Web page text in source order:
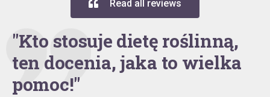
Read all reviews
"Kto stosuje dietę roślinną,
ten docenia, jaka to wielka
pomoc!"